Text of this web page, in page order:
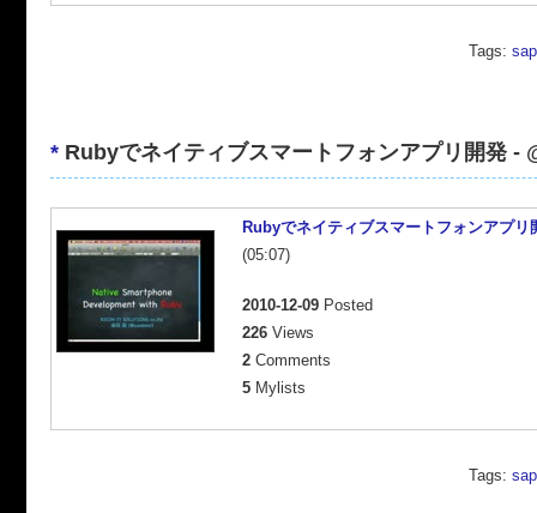
Tags:
* Rubyでネイティブスマートフォンアプリ開発 -
Rubyでネイティブスマートフォンアプ
(05:07)
2010-12-09 Posted
226 Views
2 Comments
5 Mylists
Tags: